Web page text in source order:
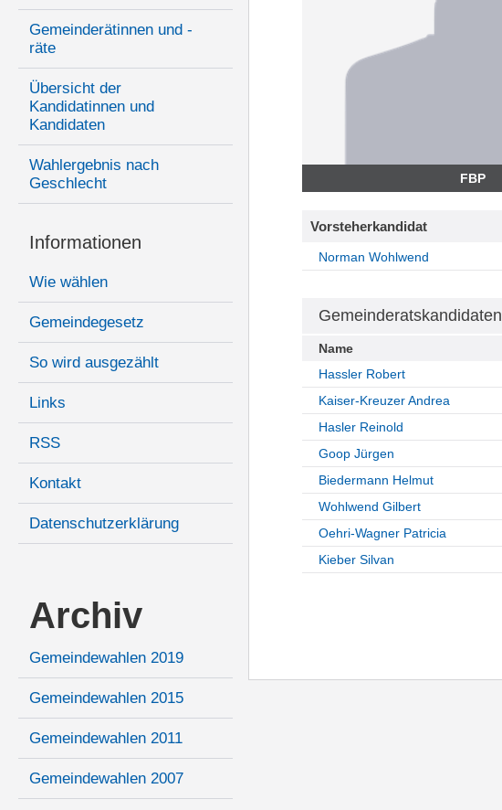
Gemeinderätinnen und -
räte
Übersicht der
Kandidatinnen und
Kandidaten
Wahlergebnis nach
Geschlecht
Informationen
Wie wählen
Gemeindegesetz
So wird ausgezählt
Links
RSS
Kontakt
Datenschutzerklärung
Archiv
Gemeindewahlen 2019
Gemeindewahlen 2015
Gemeindewahlen 2011
Gemeindewahlen 2007
FBP
Vorsteherkandidat
Norman Wohlwend
Gemeinderatskandidaten
Name
Hassler Robert
Kaiser-Kreuzer Andrea
Hasler Reinold
Goop Jürgen
Biedermann Helmut
Wohlwend Gilbert
Oehri-Wagner Patricia
Kieber Silvan